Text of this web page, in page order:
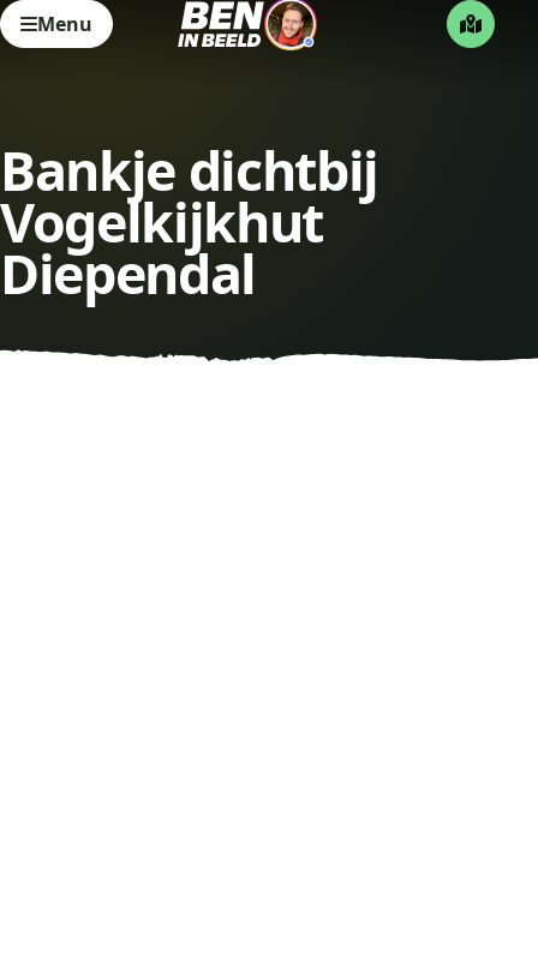
Menu
Bankje dichtbij
Vogelkijkhut
Diependal